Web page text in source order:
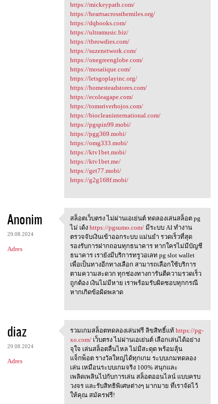
https://mickeypath.com/
https://heartsacrossthemiles.org/
https://dqbooks.com/
https://ultramusic.biz/
https://tbrowdies.com/
https://suzenetwork.com/
https://onegreenglobe.com/
https://mosaiique.com/
https://letsgoplayinc.org/
https://homesteadstores.com/
https://ecoleagape.com/
https://tomsriverhojos.com/
https://biocleaninternational.com/
https://pgspin99.mobi/
https://pgg369.mobi/
https://omg333.mobi/
https://ktv1bet.mobi/
https://ktv1bet.me/
https://get77.mobi/
https://g2g168f.mobi/
Anonim
29.08.2024
Adres
สล็อตเว็บตรง ไม่ผ่านเอเย่นต์
สล็อตเว็บตรง ไม่ผ่านเอเย่นต์ ทดลองเล่นสล็อต pg
ไม่ เด้ง https://pgsumo.com/มีระบบ AI ทำงาน
ตรวจจับเงินเข้าออกระบบ แม่นยำ รวดเร็วที่สุด
รองรับการฝากถอนทุกธนาคาร หากใครไม่มีบัญชี
ธนาคาร เรายังมีบริการทรูวอเลท pg slot wallet
เพื่อเป็นทางอีกทางเลือก สามารถเลือกใช้บริการ
ตามความสะดวก ทุกช่องทางการันตีความรวดเร็ว
ถูกต้อง เงินไม่มีหาย เราพร้อมรับผิดชอบทุกกรณี
หากเกิดข้อผิดพลาด
diaz
29.08.2024
Adres
รวมเกมสล็อตทดลองเล่นฟรี
รวมเกมสล็อตทดลองเล่นฟรี ลิขสิทธิ์แท้ https://pg-
xo.com/เว็บตรง ไม่ผ่านเอเย่นต์ เลือกเล่นได้อย่าง
จุใจ เล่นสล็อตลื่นไหล ไม่มีสะดุด พร้อมลุ้น
แจ็กพ็อต รางวัลใหญ่ได้ทุกเกม ระบบเกมทดลอง
เล่น เหมือนระบบเกมจริง 100% สนุกและ
เพลิดเพลินไปกับการเล่น สล็อตออนไลน์ แบบครบ
วงจร และรับสิทธิพิเศษต่างๆ มากมาย ที่เราจัดไว้
ให้คุณ สมัครฟรี!